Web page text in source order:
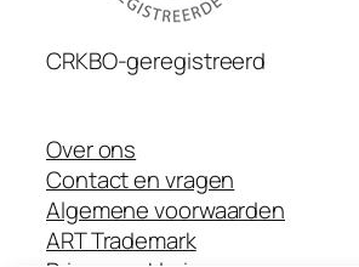
CRKBO-geregistreerd
Over ons
Contact en vragen
Algemene voorwaarden
ART Trademark